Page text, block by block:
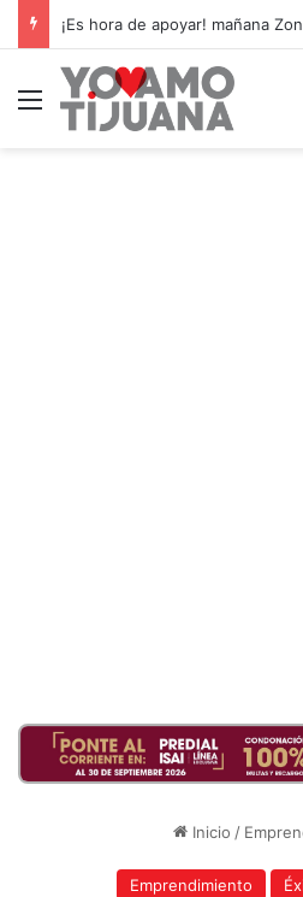
Menú
Inicio /
Emprendimiento